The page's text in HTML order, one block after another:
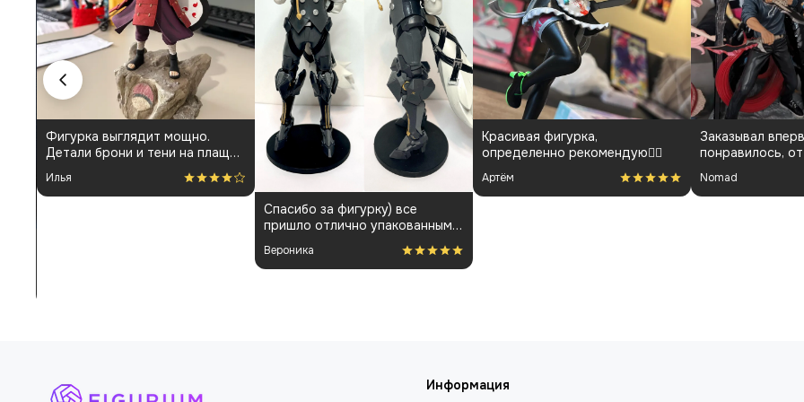
Фигурка выглядит мощно.
Детали брони и тени на плаще
проработаны аккуратно.
Пришла быстро и без
повреждений. Немного
Илья
Спасибо за фигурку) все
пришло отлично упакованным.
Отдельная благодарность за
покраску модели.
Вероника
Красивая фигурка,
определенно рекомендую👍🏻
Артём
Заказывал
понравилось,
менеджарами
покраса
Nomad
Информация